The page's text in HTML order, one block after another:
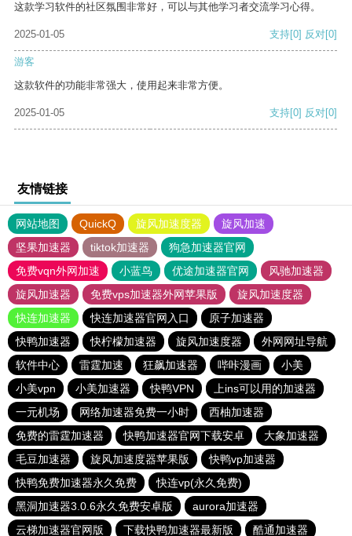
这款学习软件的社区氛围非常好，可以与其他学习者交流学习心得。
2025-01-05 支持[0] 反对[0]
游客
这款软件的功能非常强大，使用起来非常方便。
2025-01-05 支持[0] 反对[0]
友情链接
网站地图 QuickQ 旋风加速度器
旋风加速
坚果加速器
tiktok加速器
狗急加速器官网
免费vqn外网加速
小蓝鸟 优途加速器官网
风驰加速器
旋风加速器
免费vps加速器外网苹果版
旋风加速度器
快连加速器
快连加速器官网入口
原子加速器
快鸭加速器
快柠檬加速器 旋风加速度器
外网网址导航
软件中心
雷霆加速 狂飙加速器 哔咔漫画
小美
小美vpn
小美加速器 快鸭VPN
上ins可以用的加速器
一元机场
网络加速器免费一小时
西柚加速器
免费的雷霆加速器
快鸭加速器官网下载安卓
大象加速器
毛豆加速器
旋风加速度器苹果版
快鸭vp加速器
快鸭免费加速器永久免费
快连vp(永久免费)
黑洞加速器3.0.6永久免费安卓版
aurora加速器
云梯加速器官网版
下载快鸭加速器最新版 酷通加速器